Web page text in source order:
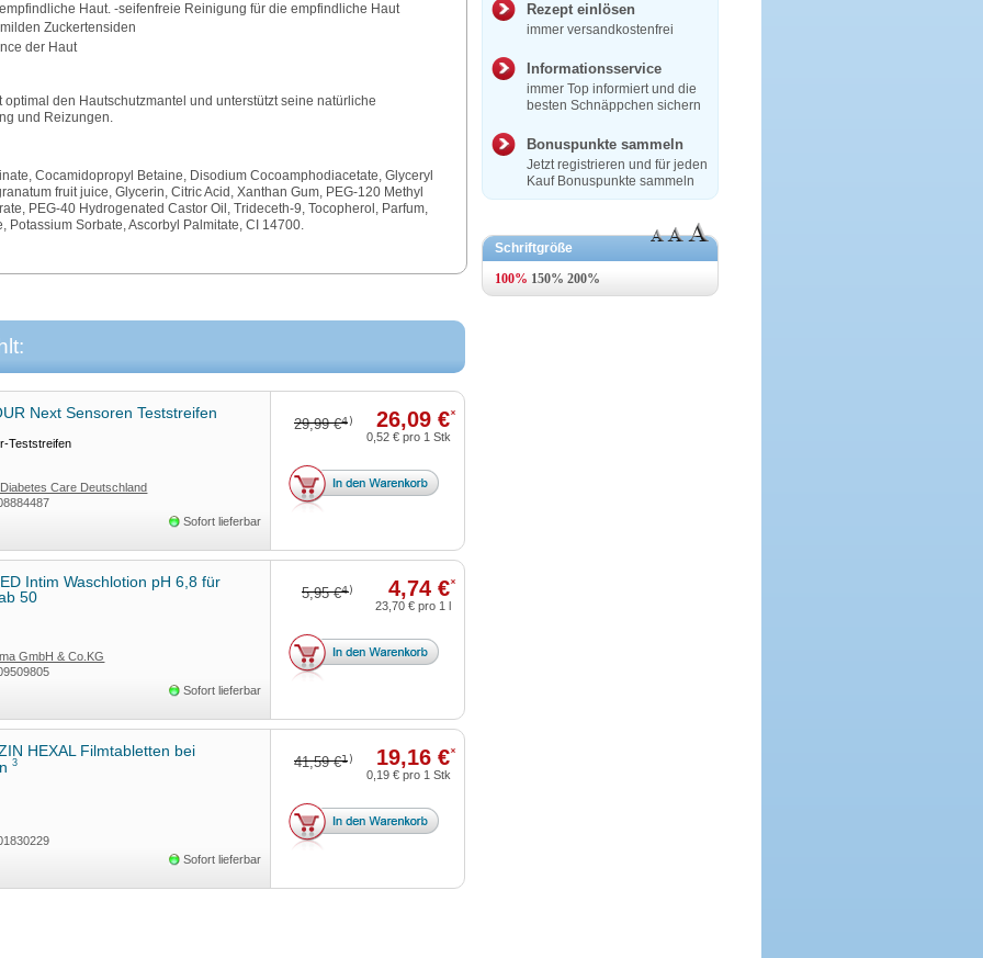
Haut. -seifenfreie Reinigung für die empfindliche Haut
Zuckertensiden
der Haut
optimal den Hautschutzmantel und unterstützt seine natürliche
und Reizungen.
Cocamidopropyl Betaine, Disodium Cocoamphodiacetate, Glyceryl
fruit juice, Glycerin, Citric Acid, Xanthan Gum, PEG-120 Methyl
PEG-40 Hydrogenated Castor Oil, Trideceth-9, Tocopherol, Parfum,
Potassium Sorbate, Ascorbyl Palmitate, CI 14700.
Next Sensoren Teststreifen
Teststreifen
Care Deutschland
Sofort lieferbar
29,99 €4) 26,09 €*
0,52 € pro 1 Stk
Intim Waschlotion pH 6,8 für
50
GmbH & Co.KG
Sofort lieferbar
5,95 €4) 4,74 €*
23,70 € pro 1 l
HEXAL Filmtabletten bei
3
Sofort lieferbar
41,59 €1) 19,16 €*
0,19 € pro 1 Stk
Rezept einlösen
immer versandkostenfrei
Informationsservice
immer Top informiert und die
besten Schnäppchen sichern
Bonuspunkte sammeln
Jetzt registrieren und für jeden
Kauf Bonuspunkte sammeln
Schriftgröße